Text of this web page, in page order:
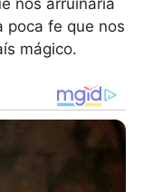
poca fe que nos
mágico.